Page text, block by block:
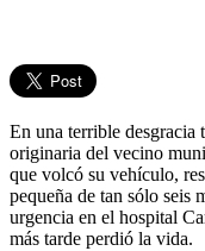
En una terrible
originaria del vecino
que volcó su vehículo,
pequeña de tan sólo seis
urgencia en el hospital
más tarde perdió la vida.